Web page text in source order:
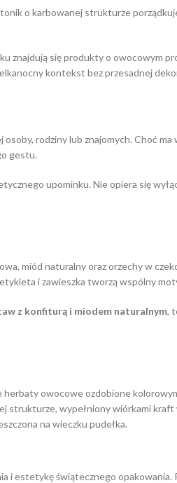
o karbowanej strukturze
znajdują się produkty o owocowym
kontekst bez przesadnej
rodziny lub znajomych. Choć
gestu.
upominku. Nie opiera się
miód naturalny oraz orzechy w
i zawieszka tworzą wspólny
z konfiturą i miodem naturalnym,
owocowe ozdobione
wypełniony wiórkami
na wieczku pudełka.
i estetykę świątecznego